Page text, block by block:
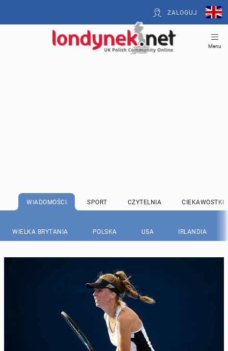
ZALOGUJ
Menu
WIADOMOŚCI SPORT CZYTELNIA CIEKAWOSTKI
WIELKA BRYTANIA POLSKA USA IRLANDIA